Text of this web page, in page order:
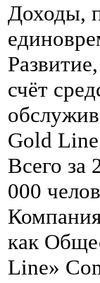
Доходы,
счёт
Gold Line
Всего за
000
как
Line»